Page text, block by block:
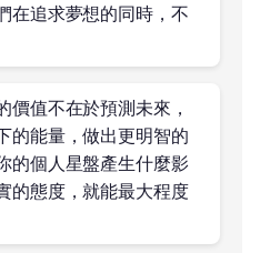
在追求夢想的同時，不
價值不在於預測未來，
的能量，做出更明智的
的個人星盤產生什麼影
的態度，就能最大程度